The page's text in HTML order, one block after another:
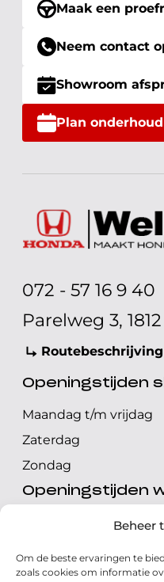
Beheer
Om de beste ervaringen te
zoals cookies om informatie
Maak een
Neem contact
Showroom
Plan onderhoud
072 - 57 16 9 40
Parelweg 3,
Routebeschrijving
Openingstijden
Maandag t/m vrijdag
Zaterdag
Zondag
Openingstijden
Maandag t/m vrijdag
Zondag